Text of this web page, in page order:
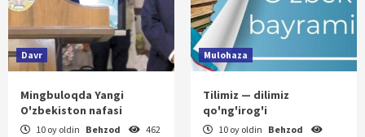
Davr
Mingbuloqda Yangi
O'zbekiston nafasi
10 oy oldin Behzod 462
Mulohaza
Tilimiz — dilimiz
qo'ng'irog'i
10 oy oldin Behzod